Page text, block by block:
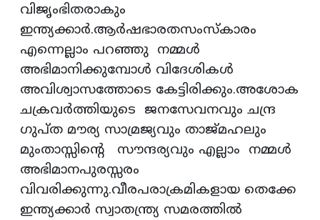
വിജൃംഭിതരാകും
ഇന്ത്യക്കാർ.ആർഷഭാരതസംസ്കാരം
എന്നെല്ലാം പറഞ്ഞു നമ്മൾ
അഭിമാനിക്കുമ്പോൾ വിദേശികൾ
അവിശ്വാസത്തോടെ കേട്ടിരിക്കും.അശോക
ചക്രവർത്തിയുടെ ജനസേവനവും ചന്ദ്ര
ഗുപ്ത മൗര്യ സാമ്രജ്യവും താജ്‌മഹലും
മുംതാസ്സിൻ്റെ സൗന്ദര്യവും എല്ലാം നമ്മൾ
അഭിമാനപുരസ്സരം
വിവരിക്കുന്നു.വീരപരാക്രമികളായ തെക്കേ
ഇന്ത്യക്കാർ സ്വാതന്ത്ര്യ സമരത്തിൽ